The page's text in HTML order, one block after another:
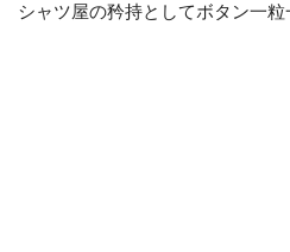
シャツ屋の矜持としてボタン一粒